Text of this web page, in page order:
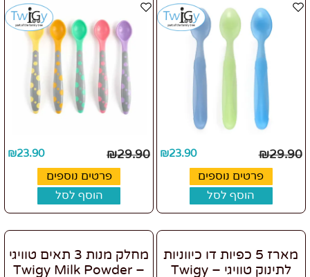
₪29.90
₪23.90
פרטים נוספים
הוסף לסל
₪29.90
₪23.90
פרטים נוספים
הוסף לסל
מארז 5 כפיות דו כיווניות
לתינוק טוויגי – Twigy
מחלק מנות 3 תאים טוויגי
– Twigy Milk Powder